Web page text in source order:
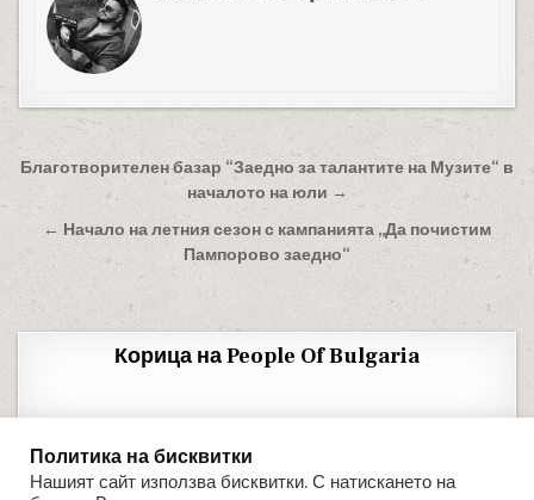
Навигация
Благотворителен базар “Заедно за талантите на Музите“ в
началото на юли →
← Начало на летния сезон с кампанията „Да почистим
Пампорово заедно“
Корица на People Of Bulgaria
Политика на бисквитки
Нашият сайт използва бисквитки. С натискането на